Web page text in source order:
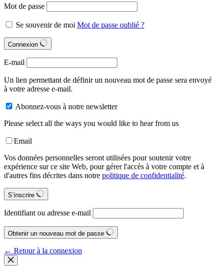
Mot de passe
Se souvenir de moi Mot de passe oublié ?
Connexion
E-mail
Un lien permettant de définir un nouveau mot de passe sera envoyé
à votre adresse e-mail.
Abonnez-vous à notre newsletter
Please select all the ways you would like to hear from us
Email
Vos données personnelles seront utilisées pour soutenir votre
expérience sur ce site Web, pour gérer l'accès à votre compte et à
d'autres fins décrites dans notre politique de confidentialité.
S’inscrire
Identifiant ou adresse e-mail
Obtenir un nouveau mot de passe
← Retour à la connexion